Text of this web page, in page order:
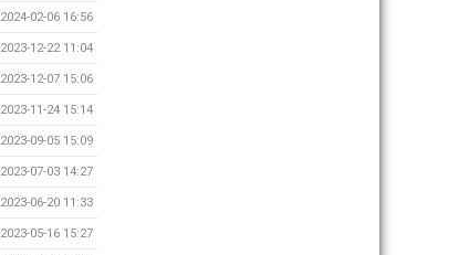
2024-02-06 16:56
2023-12-22 11:04
2023-12-07 15:06
2023-11-24 15:14
2023-09-05 15:09
2023-07-03 14:27
2023-06-20 11:33
2023-05-16 15:27